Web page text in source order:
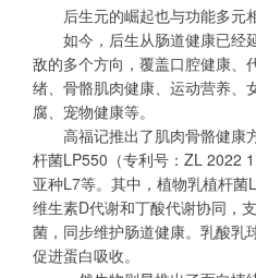
后生元的崛起也与功能多元
如今，后生从肠道健康已经
敌的多个方向，覆盖口腔健康、
绪、骨骼肌肉健康、运动营养、
腐、宠物健康等。
高福记推出了肌肉骨骼健康
杆菌LP550（专利号：ZL 2022
亚种L7等。其中，植物乳植杆
维生素D代谢和丁酸代谢协同，
菌，同步维护肠道健康。乳酸乳
促进蛋白吸收。